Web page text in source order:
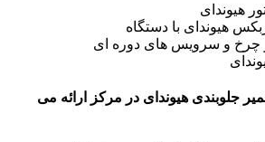
هیوندای
هیوندای با دستگاه
چرخ و سرویس های دوره ای
جلوبندی هیوندای در مرکز ارائه می